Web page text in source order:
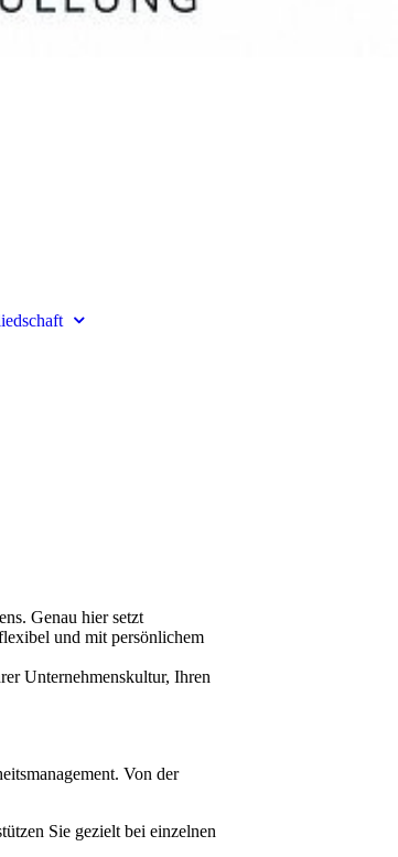
Genau hier setzt
und mit persönlichem
Unternehmenskultur, Ihren
Von der
Sie gezielt bei einzelnen